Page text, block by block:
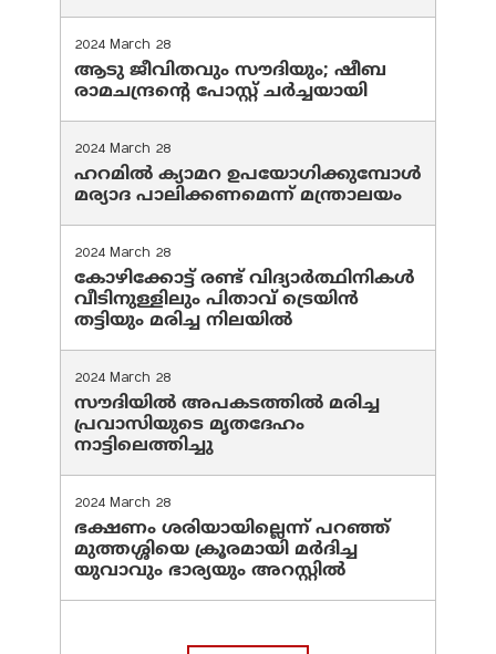
2024 March 28
ആടു ജീവിതവും സൗദിയും; ഷീബ
രാമചന്ദ്രന്റെ പോസ്റ്റ് ചര്‍ച്ചയായി
2024 March 28
ഹറമില്‍ ക്യാമറ ഉപയോഗിക്കുമ്പോള്‍
മര്യാദ പാലിക്കണമെന്ന് മന്ത്രാലയം
2024 March 28
കോഴിക്കോട്ട് രണ്ട് വിദ്യാർത്ഥിനികൾ
വീടിനുള്ളിലും പിതാവ് ട്രെയിൻ
തട്ടിയും മരിച്ച നിലയിൽ
2024 March 28
സൗദിയില്‍ അപകടത്തില്‍ മരിച്ച
പ്രവാസിയുടെ മൃതദേഹം
നാട്ടിലെത്തിച്ചു
2024 March 28
ഭക്ഷണം ശരിയായില്ലെന്ന് പറഞ്ഞ്
മുത്തശ്ശിയെ ക്രൂരമായി മര്‍ദിച്ച
യുവാവും ഭാര്യയും അറസ്റ്റില്‍